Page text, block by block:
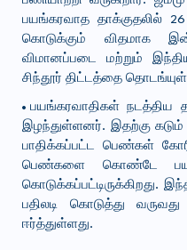
பயங்கரவாத தாக்குதலில் 26
கொடுக்கும் விதமாக
விமானப்படை மற்றும்
சிந்தூர் திட்டத்தை
பயங்கரவாதிகள்
இழந்துள்ளனர். இதற்கு
பாதிக்கப்பட்ட பெண்கள்
பெண்களை கொண்டே
கொடுக்கப்பட்டிருக்கிறது.
பதிலடி கொடுத்து
ஈர்த்துள்ளது.